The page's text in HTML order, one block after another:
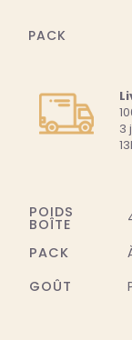
PACK
3
POIDS
BOÎTE
PACK
GOÛT